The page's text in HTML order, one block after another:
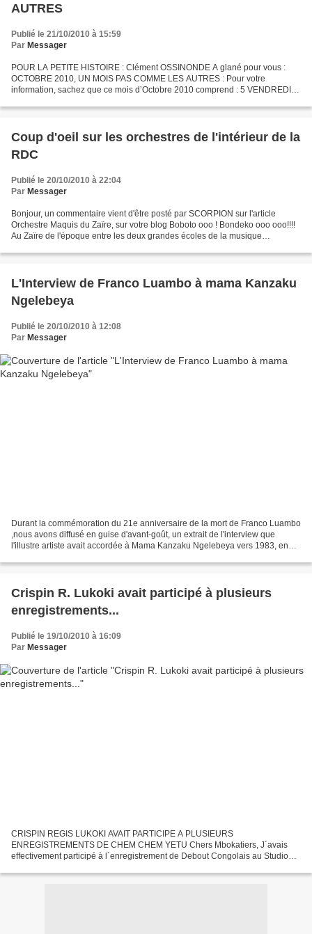
AUTRES
Publié le 21/10/2010 à 15:59
Par Messager
POUR LA PETITE HISTOIRE : Clément OSSINONDE A glané pour vous :
OCTOBRE 2010, UN MOIS PAS COMME LES AUTRES : Pour votre
information, sachez que ce mois d’Octobre 2010 comprend : 5 VENDREDIS,
Coup d'oeil sur les orchestres de l'intérieur de la
RDC
Publié le 20/10/2010 à 22:04
Par Messager
Bonjour, un commentaire vient d'être posté par SCORPION sur l'article
Orchestre Maquis du Zaïre, sur votre blog Boboto ooo ! Bondeko ooo ooo!!!!
Au Zaïre de l'époque entre les deux grandes écoles de la musique
L'Interview de Franco Luambo à mama Kanzaku
Ngelebeya
Publié le 20/10/2010 à 12:08
Par Messager
Durant la commémoration du 21e anniversaire de la mort de Franco Luambo
,nous avons diffusé en guise d'avant-goût, un extrait de l'interview que
l'illustre artiste avait accordée à Mama Kanzaku Ngelebeya vers 1983, en
Crispin R. Lukoki avait participé à plusieurs
enregistrements...
Publié le 19/10/2010 à 16:09
Par Messager
CRISPIN REGIS LUKOKI AVAIT PARTICIPE A PLUSIEURS
ENREGISTREMENTS DE CHEM CHEM YETU Chers Mbokatiers, J´avais
effectivement participé à l´enregistrement de Debout Congolais au Studio